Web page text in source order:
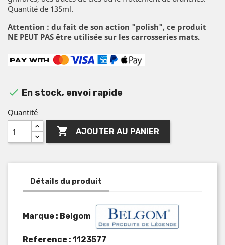
Quantité de 135ml.
Attention : du fait de son action "polish", ce produit
NE PEUT PAS être utilisée sur les carrosseries mats.
 En stock, envoi rapide
Quantité
 AJOUTER AU PANIER
Détails du produit
Marque : Belgom
Reference : 1123577